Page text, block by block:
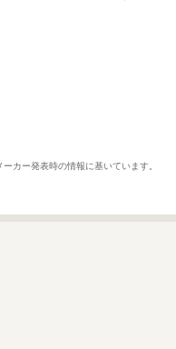
カー発表時の情報に基いています。